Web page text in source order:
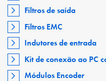
Filtros de saída
Filtros EMC
Indutores de entrada
Kit de conexão ao PC
Módulos Encoder